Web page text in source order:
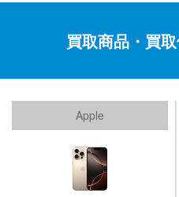
買取商品・買
Apple